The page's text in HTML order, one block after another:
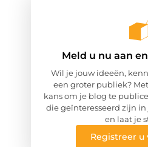
Meld u nu aan
Wil je jouw ideeën,
een groter publiek?
kans om je blog te
die geïnteresseerd zijn
en laat je
Registreer u